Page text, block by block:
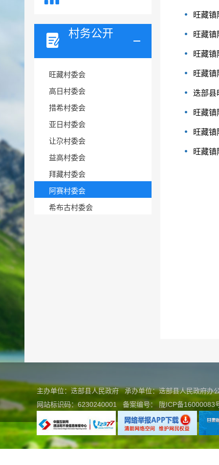
村务公开
旺藏村委会
高日村委会
措希村委会
亚日村委会
让尕村委会
益高村委会
拜藏村委会
阿赛村委会
希布古村委会
旺藏
旺藏
旺藏
旺藏
迭部县
旺藏
旺藏
旺藏
主办单位：迭部县人民政府 承办单位：迭部县人民政府
网站标识码：6230240001
备案编号： 陇ICP备16000083